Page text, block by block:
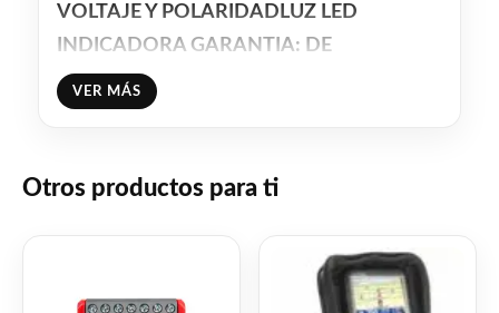
VOLTAJE Y POLARIDADLUZ LED
INDICADORA GARANTIA: DE
FUNCIONAMIENTO
Twitter
Share
👍 0 personas recomiendan este producto
VER MÁS
Otros productos para ti